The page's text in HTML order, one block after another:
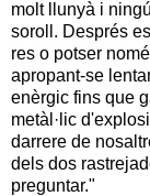
molt llunyà i
soroll. Després
res o potser
apropant-se
enèrgic fins que
metàl·lic
darrere de
dels dos
preguntar."